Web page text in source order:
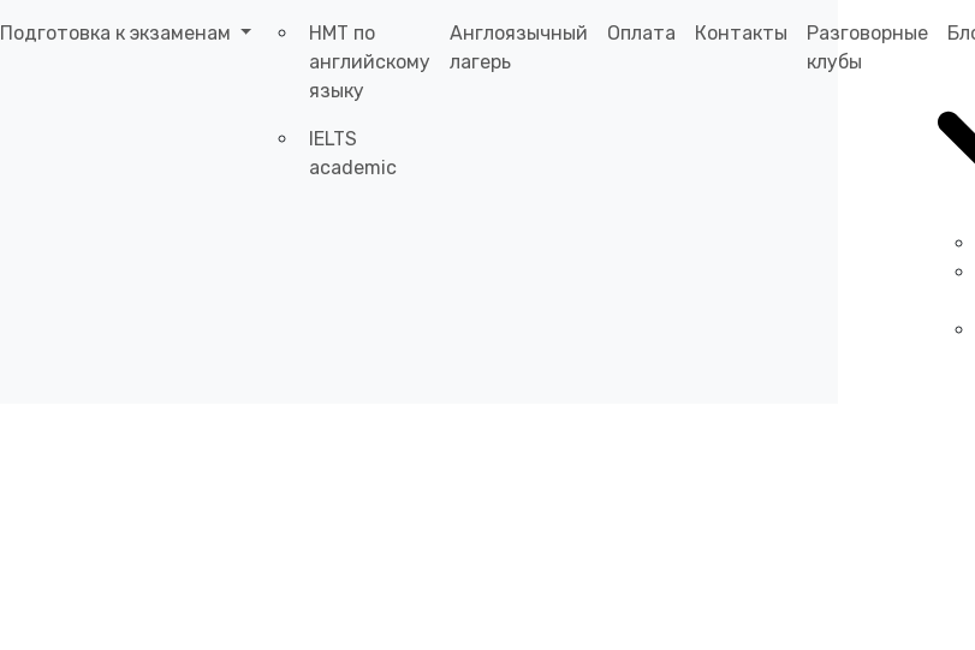
Подготовка к экзаменам
НМТ по
английскому
языку
IELTS
academic
Англоязычный
лагерь
Оплата Контакты
Разговорные
клубы